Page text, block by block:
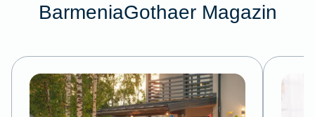
BarmeniaGothaer Magazin